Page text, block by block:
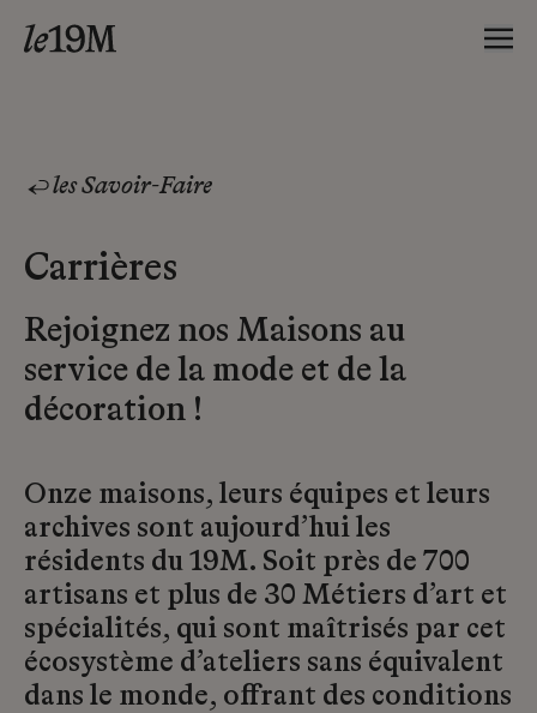
les Savoir-Faire
Carrières
Rejoignez nos Maisons au
service de la mode et de la
décoration !
Onze maisons, leurs équipes et leurs
archives sont aujourd’hui les
résidents du 19M. Soit près de 700
artisans et plus de 30 Métiers d’art et
spécialités, qui sont maîtrisés par cet
écosystème d’ateliers sans équivalent
dans le monde, offrant des conditions